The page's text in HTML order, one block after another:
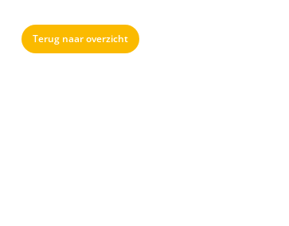
Terug naar overzicht